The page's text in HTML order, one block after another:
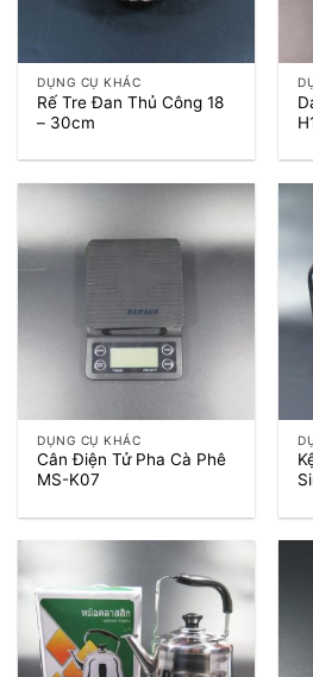
DỤNG CỤ KHÁC
Rế Tre Đan Thủ Công 18
– 30cm
DỤNG CỤ KHÁC
Cân Điện Tử Pha Cà Phê
MS-K07